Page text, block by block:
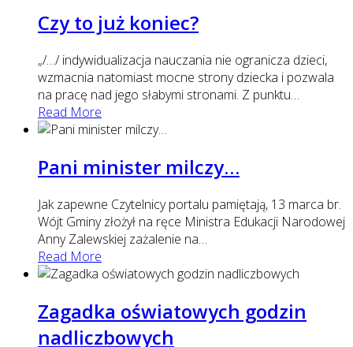
Czy to już koniec?
„/…/ indywidualizacja nauczania nie ogranicza dzieci,
wzmacnia natomiast mocne strony dziecka i pozwala
na pracę nad jego słabymi stronami. Z punktu…
Read More
Pani minister milczy…
Jak zapewne Czytelnicy portalu pamiętają, 13 marca br.
Wójt Gminy złożył na ręce Ministra Edukacji Narodowej
Anny Zalewskiej zażalenie na…
Read More
Zagadka oświatowych godzin
nadliczbowych